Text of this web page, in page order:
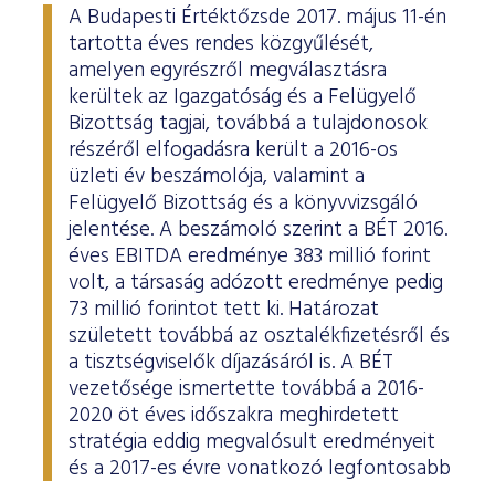
A Budapesti Értéktőzsde 2017. május 11-én
tartotta éves rendes közgyűlését,
amelyen egyrészről megválasztásra
kerültek az Igazgatóság és a Felügyelő
Bizottság tagjai, továbbá a tulajdonosok
részéről elfogadásra került a 2016-os
üzleti év beszámolója, valamint a
Felügyelő Bizottság és a könyvvizsgáló
jelentése. A beszámoló szerint a BÉT 2016.
éves EBITDA eredménye 383 millió forint
volt, a társaság adózott eredménye pedig
73 millió forintot tett ki. Határozat
született továbbá az osztalékfizetésről és
a tisztségviselők díjazásáról is. A BÉT
vezetősége ismertette továbbá a 2016-
2020 öt éves időszakra meghirdetett
stratégia eddig megvalósult eredményeit
és a 2017-es évre vonatkozó legfontosabb